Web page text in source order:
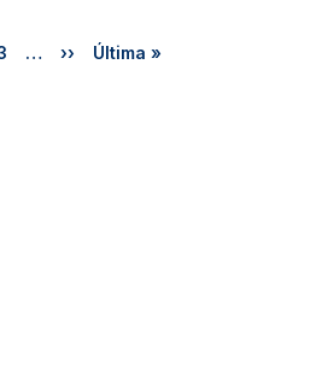
… Próxima página
›› Última página
Última »